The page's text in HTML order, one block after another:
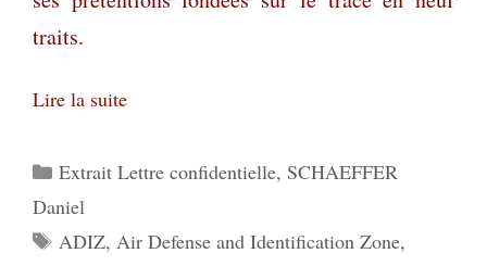
traits.
Lire la suite
Catégories
Extrait Lettre confidentielle, SCHAEFFER
Daniel
Étiquettes
ADIZ, Air Defense and Identification Zone,